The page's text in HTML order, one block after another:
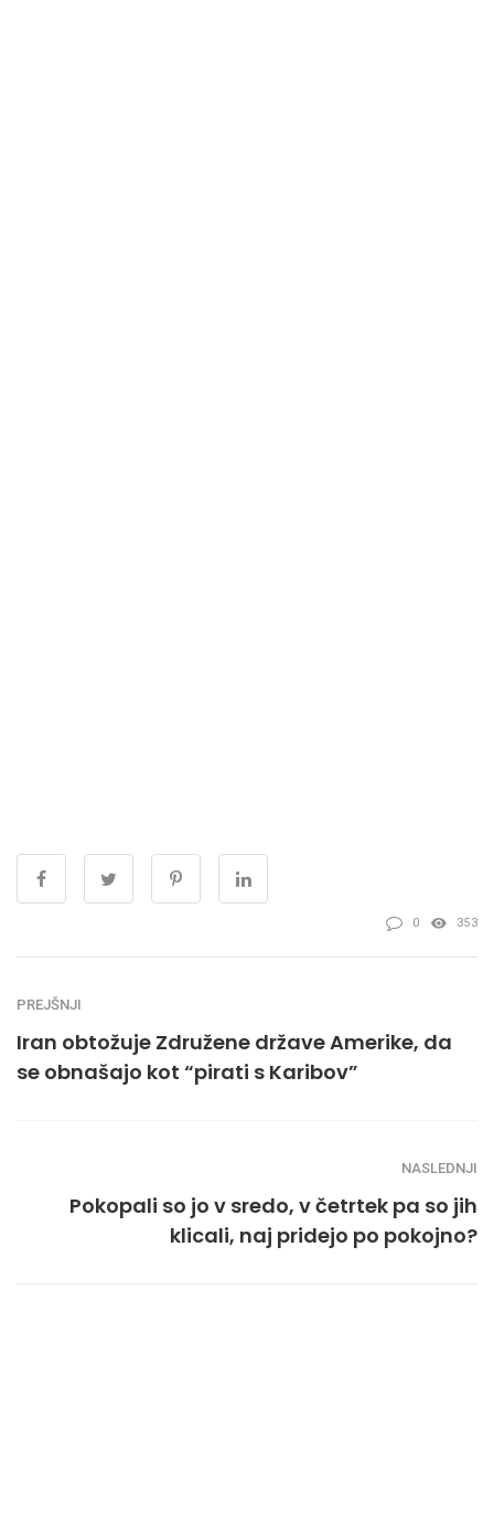
0 353
PREJŠNJI
Iran obtožuje Združene države Amerike, da
se obnašajo kot “pirati s Karibov”
NASLEDNJI
Pokopali so jo v sredo, v četrtek pa so jih
klicali, naj pridejo po pokojno?